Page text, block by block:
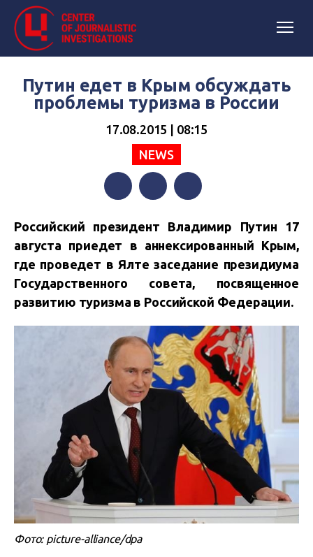
Путин едет в Крым обсуждать
проблемы туризма в России
17.08.2015 | 08:15
NEWS
Российский президент Владимир Путин 17
августа приедет в аннексированный Крым,
где проведет в Ялте заседание президиума
Государственного совета, посвященное
развитию туризма в Российской Федерации.
Фото: picture-alliance/dpa